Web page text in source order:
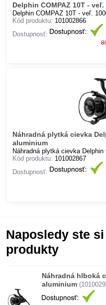
Delphin COMPAZ 10T - veľ.
Delphin COMPAZ 10T - veľ.
Kód produktu: 101002866
Dostupnosť:
Náhradná plytká cievka
aluminium
Náhradná plytká cievka
Kód produktu: 101002867
Dostupnosť:
Naposledy ste
produkty
Náhradná hlboká
aluminium